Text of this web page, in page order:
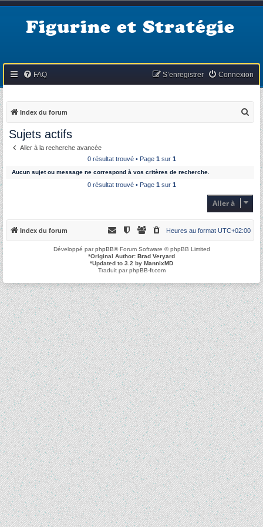
Figurine et Stratégie
FAQ Connexion
S’enregistrer
Index du forum
c
Sujets actifs
Aller à la recherche avancée
0 résultat trouvé • Page 1 sur 1
Aucun sujet ou message ne correspond à vos critères de recherche.
0 résultat trouvé • Page 1 sur 1
Aller à
Index du forum Heures au format UTC+02:00
Développé parphpBB® Forum Software © phpBB Limited
*Original Author: Brad Veryard
*Updated to 3.2 by MannixMD
Traduit parphpBB-fr.com